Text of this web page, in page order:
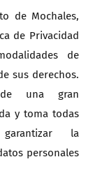
de Mochales,
de Privacidad
de
sus derechos.
una gran
y toma todas
la
personales